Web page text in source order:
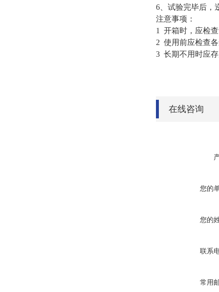
6、试验完毕后，
注意事项：
1 开箱时，应检
2 使用前应检查
3 长期不用时应
在线咨询
您的
您的
联系
常用